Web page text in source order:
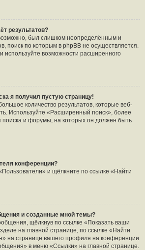
результатов?
был слишком неопределённым и
поиск по которым в phpBB не осуществляется.
используйте возможности расширенного
я получил пустую страницу!
количество результатов, которые веб-
Используйте «Расширенный поиск», более
поиска и форумы, на которых он должен быть
конференции?
и щёлкните по ссылке «Найти
и созданные мной темы?
щёлкнув по ссылке «Показать ваши
на главной странице, по ссылке «Найти
на странице вашего профиля на конференции
в меню «Ссылки» на главной странице.